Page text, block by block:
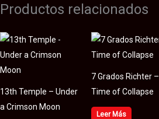
Productos relacionados
13th Temple – Under
a Crimson Moon
7 Grados Richter –
Time of Collapse
Leer Más